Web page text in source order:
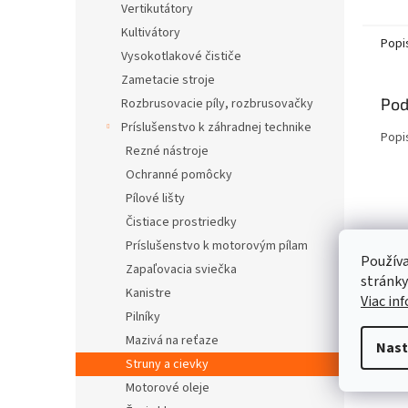
Viac
Vertikutátory
Kultivátory
Vysokotlakové čističe
Zametacie stroje
Rozbrusovacie píly, rozbrusovačky
Príslušenstvo k záhradnej technike
Rezné nástroje
Ochranné pomôcky
Pílové lišty
Čistiace prostriedky
Príslušenstvo k motorovým pílam
Zapaľovacia sviečka
Kanistre
Pilníky
Mazivá na reťaze
Struny a cievky
Motorové oleje